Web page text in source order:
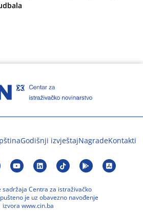
Godišnji izvještajNagradeKontakti
sadržaja Centra za istraživačko
je uz obavezno navođenje
izvora www.cin.ba